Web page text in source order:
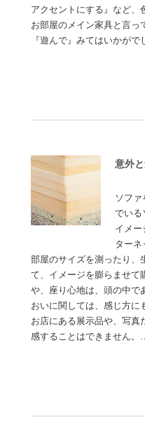
アクセントにする』など、
お部屋のメイン家具と言っ
『遊んで』みてはいかが
意外
ソフ
でいる
イメー
ターネ
部屋のサイズを測ったり、
て、イメージを膨らませて
や、座り心地は、頭の中で
おいに関しては、感じ方に
お店にある展示品や、写真
感することはできません。